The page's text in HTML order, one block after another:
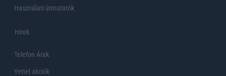
Használati útmutatók
Hirek
Telefon Árak
Yettel akciók